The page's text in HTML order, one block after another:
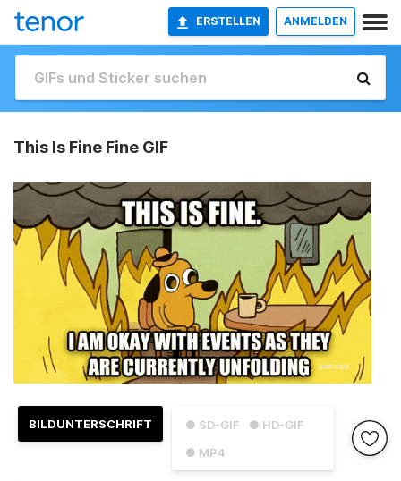
ERSTELLEN ANMELDEN
This Is Fine Fine GIF
● SD-GIF
● HD-GIF
● MP4
BILDUNTERSCHRIFT